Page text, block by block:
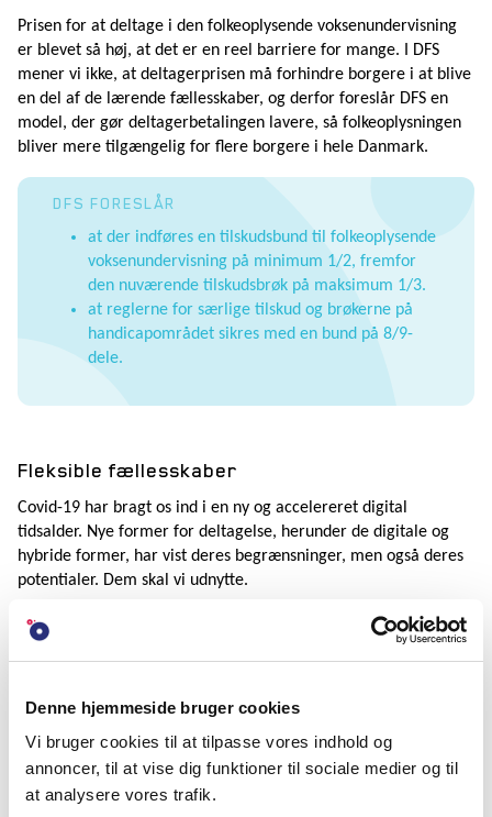
Denne hjemmeside bruger cookies
Vi bruger cookies til at tilpasse vores indhold og
annoncer, til at vise dig funktioner til sociale medier og til
at analysere vores trafik.
Prisen for at deltage i den folkeoplysende voksenundervisning
er blevet så høj, at det er en reel barriere for mange. I DFS
mener vi ikke, at deltagerprisen må forhindre borgere i at blive
en del af de lærende fællesskaber, og derfor foreslår DFS en
model, der gør deltagerbetalingen lavere, så folkeoplysningen
bliver mere tilgængelig for flere borgere i hele Danmark.
DFS FORESLÅR
at der indføres en tilskudsbund til folkeoplysende
voksenundervisning på minimum 1/2, fremfor
den nuværende tilskudsbrøk på maksimum 1/3.
at reglerne for særlige tilskud og brøkerne på
handicapområdet sikres med en bund på 8/9-
dele.
Fleksible fællesskaber
Covid-19 har bragt os ind i en ny og accelereret digital
tidsalder. Nye former for deltagelse, herunder de digitale og
hybride former, har vist deres begrænsninger, men også deres
potentialer. Dem skal vi udnytte.
De digitale løsninger kan med fordel bruges til at sikre kreative
og innovative aktiviteter. Større fleksibilitet i tilrettelæggelsen
DFS FORESLÅR
at loven tilpasses, så der er mulighed for at